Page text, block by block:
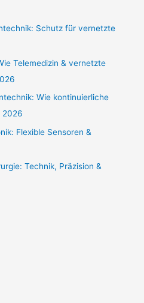
Schutz für vernetzte
Telemedizin & vernetzte
Wie kontinuierliche
2026
Flexible Sensoren &
Technik, Präzision &